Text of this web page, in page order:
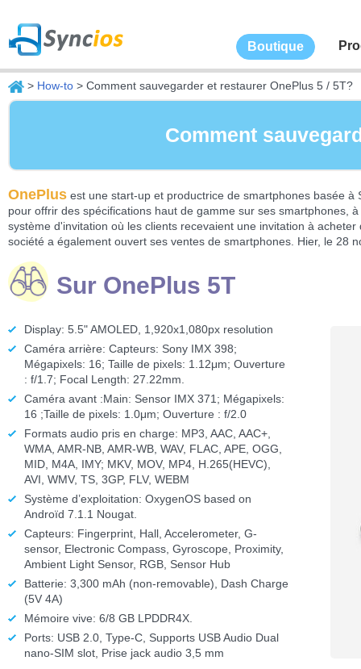
Boutique
> How-to > Comment sauvegarder et restaurer OnePlus 5 / 5T?
Comment
OnePlus est une start-up et productrice de smartphones basée
pour offrir des spécifications haut de gamme sur ses smartphones,
système d'invitation où les clients recevaient une invitation à
société a également ouvert ses ventes de smartphones. Hier, le 28
Sur OnePlus 5T
Display: 5.5" AMOLED, 1,920x1,080px resolution
Caméra arrière: Capteurs: Sony IMX 398;
Mégapixels: 16; Taille de pixels: 1.12μm; Ouverture
: f/1.7; Focal Length: 27.22mm.
Caméra avant :Main: Sensor IMX 371; Mégapixels:
16 ;Taille de pixels: 1.0μm; Ouverture : f/2.0
Formats audio pris en charge: MP3, AAC, AAC+,
WMA, AMR-NB, AMR-WB, WAV, FLAC, APE, OGG,
MID, M4A, IMY; MKV, MOV, MP4, H.265(HEVC),
AVI, WMV, TS, 3GP, FLV, WEBM
Système d’exploitation: OxygenOS based on
Androïd 7.1.1 Nougat.
Capteurs: Fingerprint, Hall, Accelerometer, G-
sensor, Electronic Compass, Gyroscope, Proximity,
Ambient Light Sensor, RGB, Sensor Hub
Batterie: 3,300 mAh (non-removable), Dash Charge
(5V 4A)
Mémoire vive: 6/8 GB LPDDR4X.
Ports: USB 2.0, Type-C, Supports USB Audio Dual
nano-SIM slot, Prise jack audio 3,5 mm